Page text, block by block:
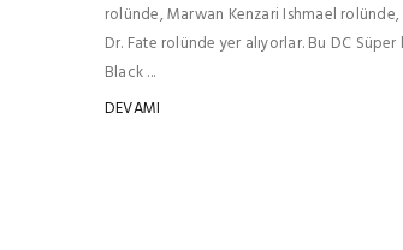
rolünde, Marwan Kenzari Ishmael
Dr. Fate rolünde yer alıyorlar. Bu DC
Black ...
DEVAMI